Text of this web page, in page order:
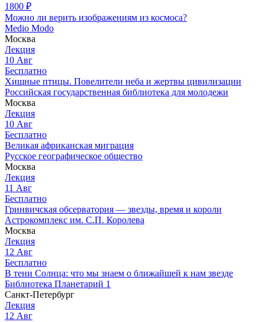
1800 ₽
Можно ли верить изображениям из космоса?
Medio Modo
Москва
Лекция
10 Авг
Бесплатно
Хищные птицы. Повелители неба и жертвы цивилизации
Российская государственная библиотека для молодежи
Москва
Лекция
10 Авг
Бесплатно
Великая африканская миграция
Русское географическое общество
Москва
Лекция
11 Авг
Бесплатно
Гринвичская обсерватория — звезды, время и короли
Астрокомплекс им. С.П. Королева
Москва
Лекция
12 Авг
Бесплатно
В тени Солнца: что мы знаем о ближайшей к нам звезде
Библиотека Планетарий 1
Санкт-Петербург
Лекция
12 Авг